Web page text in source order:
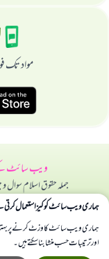
مواد تک
ویب سائٹ
جملہ حقوق اسلام سوال و
ہماری ویب سائٹ کوکیز استعمال
ہماری ویب سائٹ کا وزٹ کرنے پر
اور ترتیبات حسب منشا بنا سکتے ہیں۔